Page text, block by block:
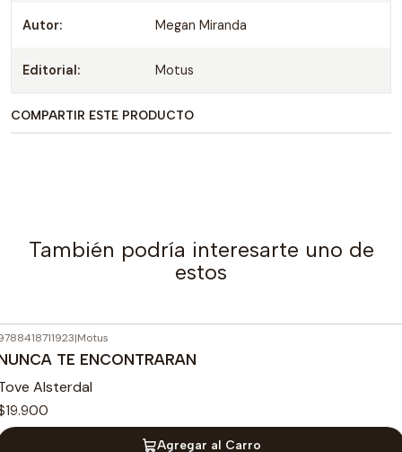
Autor: Megan Miranda
Editorial: Motus
COMPARTIR ESTE PRODUCTO
También podría interesarte uno de
estos
|Motus
TE ENCONTRARAN
Alsterdal
Agregar al Carro